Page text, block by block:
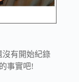
沒有開始紀錄
事實吧!